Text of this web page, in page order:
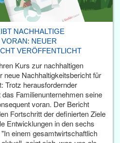
NACHHALTIGE
NEUER
VERÖFFENTLICHT
Kurs zur nachhaltigen
neue Nachhaltigkeitsbericht für
Trotz herausfordernder
Familienunternehmen seine
voran. Der Bericht
Fortschritt der definierten Ziele
Entwicklungen in den sechs
einem gesamtwirtschaftlich